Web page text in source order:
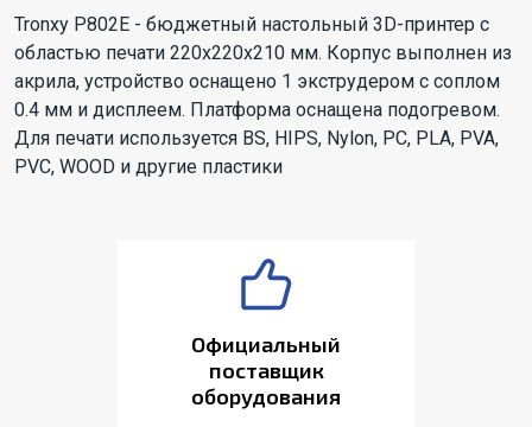
Tronxy P802E - бюджетный настольный 3D-принтер с
областью печати 220х220х210 мм. Корпус выполнен из
акрила, устройство оснащено 1 экструдером с соплом
0.4 мм и дисплеем. Платформа оснащена подогревом.
Для печати используется BS, HIPS, Nylon, PC, PLA, PVA,
PVC, WOOD и другие пластики
Официальный
поставщик
оборудования